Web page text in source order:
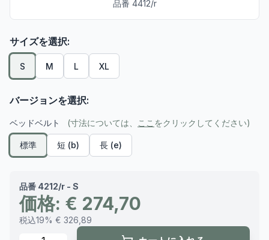
品番 4412/r
サイズを選択:
S M L XL
バージョンを選択:
ベッドベルト (寸法については、 ここ をクリックしてください)
標準 短 (b) 長 (e)
品番 4212/r - S
価格: € 274,70
税込19% € 326,89